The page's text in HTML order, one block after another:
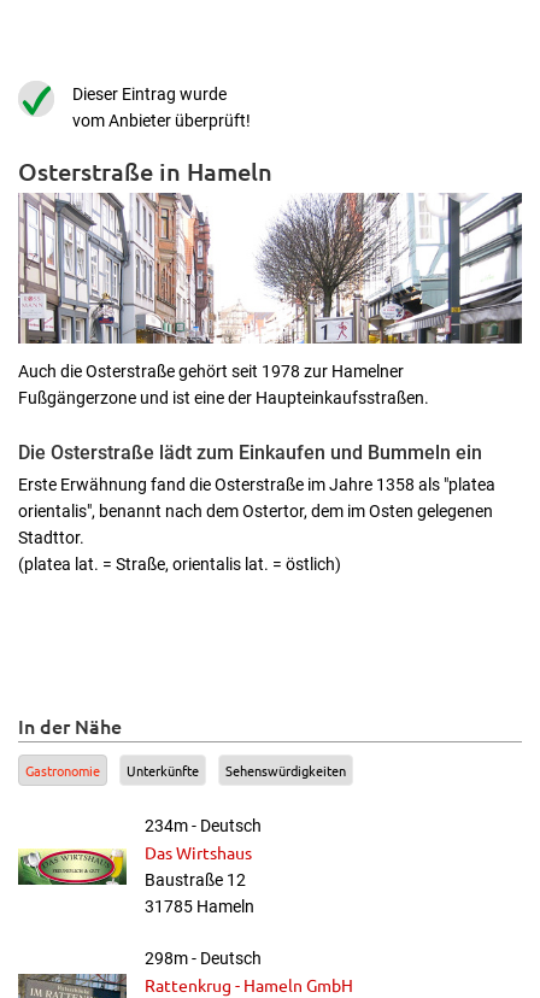
Dieser Eintrag wurde
vom Anbieter überprüft!
Osterstraße in Hameln
Auch die Osterstraße gehört seit 1978 zur Hamelner
Fußgängerzone und ist eine der Haupteinkaufsstraßen.
Die Osterstraße lädt zum Einkaufen und Bummeln ein
Erste Erwähnung fand die Osterstraße im Jahre 1358 als "platea
orientalis", benannt nach dem Ostertor, dem im Osten gelegenen
Stadttor.
(platea lat. = Straße, orientalis lat. = östlich)
In der Nähe
Gastronomie Unterkünfte Sehenswürdigkeiten
234m - Deutsch
Das Wirtshaus
Baustraße 12
31785 Hameln
298m - Deutsch
Rattenkrug - Hameln GmbH